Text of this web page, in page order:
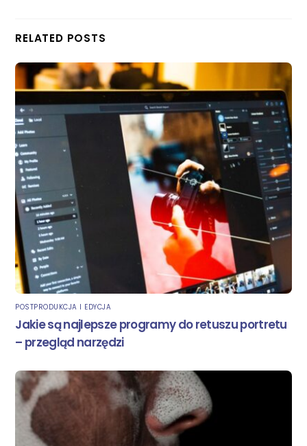
RELATED POSTS
POSTPRODUKCJA I EDYCJA
Jakie są najlepsze programy do retuszu portretu
– przegląd narzędzi